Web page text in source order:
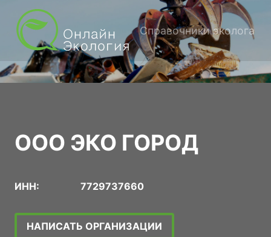
Справочники эколога
ООО ЭКО ГОРОД
ИНН: 7729737660
НАПИСАТЬ ОРГАНИЗАЦИИ